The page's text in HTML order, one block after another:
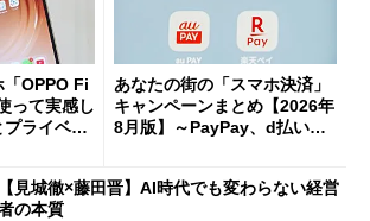
「OPPO Fi
って実感し
ライベー
あなたの街の「スマホ決済」
キャンペーンまとめ【2026年
8月版】～PayPay、d払い、a
【見城徹×藤田晋】AI時代でも変わらない経営
の本質